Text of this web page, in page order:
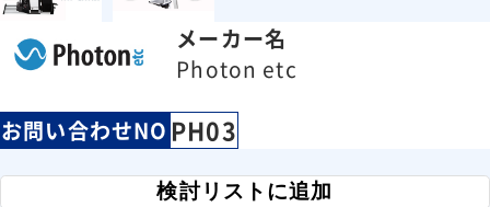
メーカー名
Photon etc
お問い合わせNO PH03
検討リストに追加